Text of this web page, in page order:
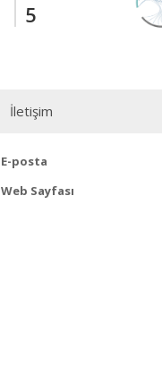
5
İletişim
E-posta
Web Sayfası